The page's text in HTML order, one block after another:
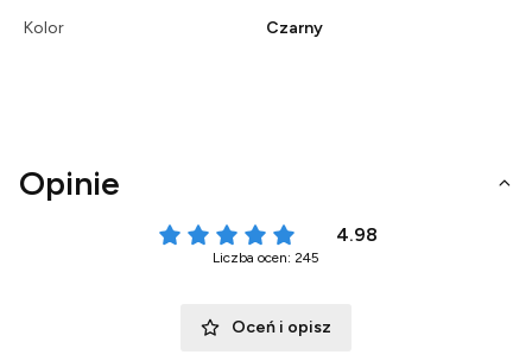
Kolor Czarny
Opinie
4.98
Liczba ocen: 245
Oceń i opisz